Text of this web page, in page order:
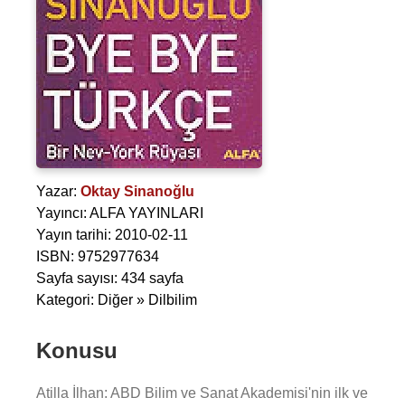
Yazar: Oktay Sinanoğlu
Yayıncı: ALFA YAYINLARI
Yayın tarihi: 2010-02-11
ISBN: 9752977634
Sayfa sayısı: 434 sayfa
Kategori: Diğer » Dilbilim
Konusu
Atilla İlhan: ABD Bilim ve Sanat Akademisi'nin ilk ve